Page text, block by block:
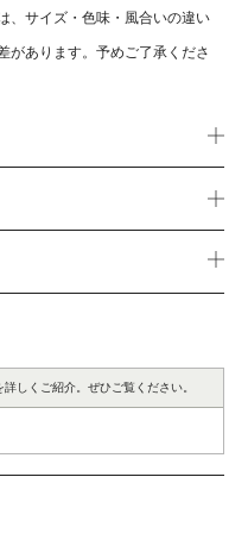
、サイズ・色味・風合いの違い
があります。予めご了承くださ
しくご紹介。ぜひご覧ください。